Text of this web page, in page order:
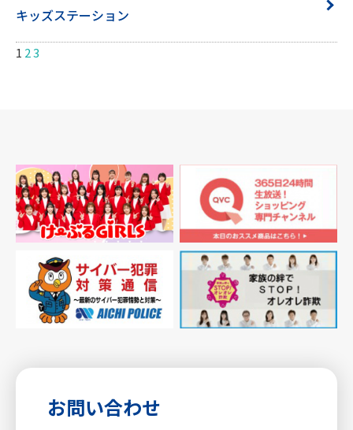
キッズステーション
投
ゲー
ショ
ン
1 23
お問い合わせ